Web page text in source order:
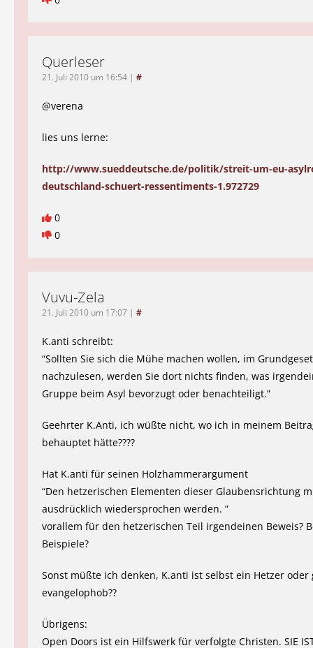
Querleser
21. Juli 2010 um 16:54 | #
@verena
lies uns lerne:
http://www.sueddeutsche.de/politik/streit-um-eu-
deutschland-schuert-ressentiments-1.972729
0
0
Vuvu-Zela
21. Juli 2010 um 17:07 | #
K.anti schreibt:
“Sollten Sie sich die Mühe machen wollen, im
nachzulesen, werden Sie dort nichts finden, was
Gruppe beim Asyl bevorzugt oder benachteiligt.”
Geehrter K.Anti, ich wüßte nicht, wo ich in meinem
behauptet hätte????
Hat K.anti für seinen Holzhammerargument
“Den hetzerischen Elementen dieser Glaubensrichtung
ausdrücklich wiedersprochen werden. ”
vorallem für den hetzerischen Teil irgendeinen Beweis?
Beispiele?
Sonst müßte ich denken, K.anti ist selbst ein Hetzer oder
evangelophob??
Übrigens:
Open Doors ist ein Hilfswerk für verfolgte Christen. SIE